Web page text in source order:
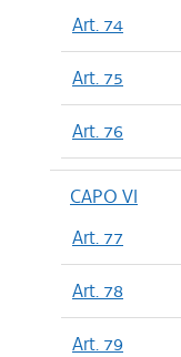
Art. 74
Art. 75
Art. 76
CAPO VI
Art. 77
Art. 78
Art. 79